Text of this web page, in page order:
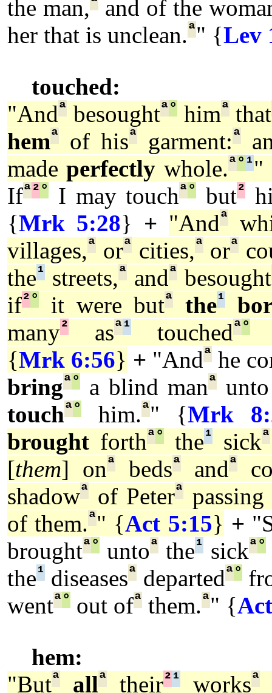
the man, and of the
her that is unclean.ª" {Lev
touched:
"Andª besoughtª°himª that
hemª of hisª garment:ª
madeperfectly whole.ª° ¹"
Ifª²° I may touchª° but²
{Mrk 5:28} + "Andª
villages,ª orª cities,ª orª
the¹ streets,ª andª besought
if²° it were butª the¹
many² asª¹ touchedª°
{Mrk 6:56} + "Andª he
bringª° a blind manª
touchª° him.ª" {Mrk
brought forthª°the¹sickª
[them] onª bedsª andª
shadowª of Peterª
of them.ª" {Act 5:15} +
broughtª° untoª the¹ sickª°
the¹ diseasesª departedª°
wentª° out ofª them.ª" {
hem:
"Butª allª their²¹worksª